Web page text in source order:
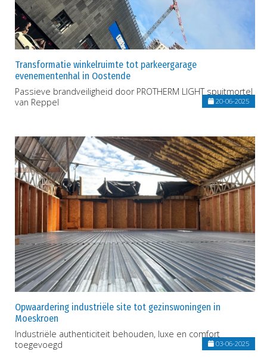
Transformatie winkelruimte tot parkeergarage
evenementenhal in Oostende
Passieve brandveiligheid door PROTHERM LIGHT spuitmortel
van Reppel
20-06-2025
Opwaardering industriële site tot gezinswoningen in
Moeskroen
Industriële authenticiteit behouden, luxe en comfort
toegevoegd
03-06-2025